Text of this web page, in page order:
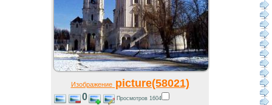
Изображениеpicture(58021)
0 Просмотров 1604